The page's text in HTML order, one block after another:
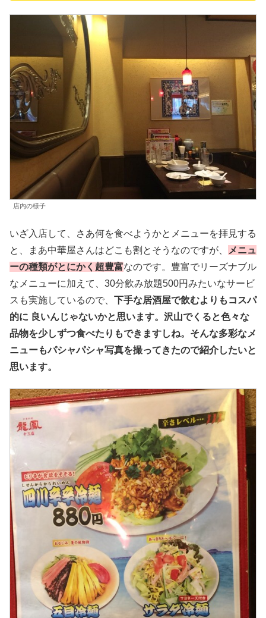
店内の様子
いざ入店して、さあ何を食べようかとメニューを拝見する
と、まあ中華屋さんはどこも割とそうなのですが、
メニュ
ーの種類がとにかく超豊富なのです。豊富でリーズナブル
なメニューに加えて、30分飲み放題500円みたいなサービ
スも実施しているので、 下手な居酒屋で飲むよりもコスパ
的に 良いんじゃないかと思います。沢山でくると色々な
品物を少しずつ食べたりもできますしね。そんな多彩なメ
ニューもパシャパシャ写真を撮ってきたので紹介したいと
思います。